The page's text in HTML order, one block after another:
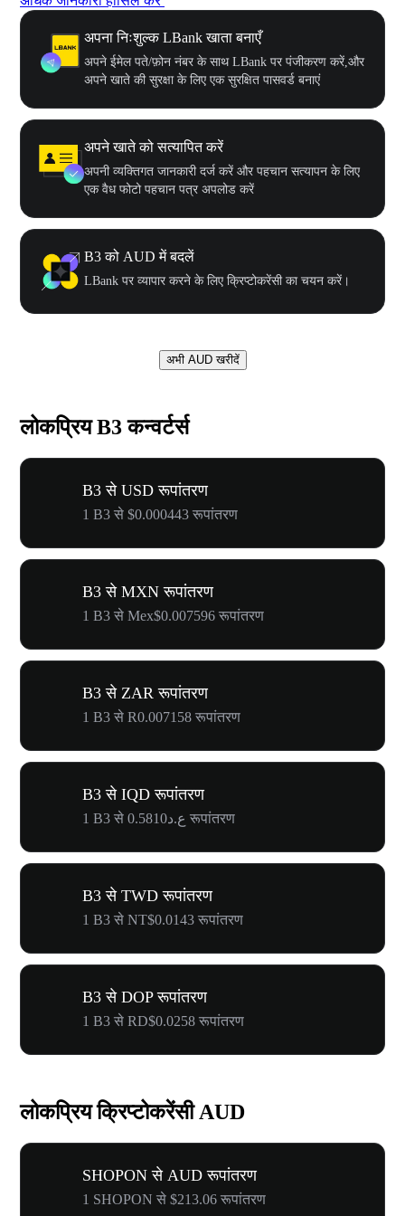
अपना निःशुल्क LBank खाता बनाएँ
अपने ईमेल पते/फ़ोन नंबर के साथ LBank पर पंजीकरण करें,और
अपने खाते की सुरक्षा के लिए एक सुरक्षित पासवर्ड बनाएं
अपने खाते को सत्यापित करें
अपनी व्यक्तिगत जानकारी दर्ज करें और पहचान सत्यापन के लिए
एक वैध फोटो पहचान पत्र अपलोड करें
B3 को AUD में बदलें
LBank पर व्यापार करने के लिए क्रिप्टोकरेंसी का चयन करें।
अभी AUD खरीदें
लोकप्रिय B3 कन्वर्टर्स
B3 से USD रूपांतरण
1 B3 से $0.000443 रूपांतरण
B3 से MXN रूपांतरण
1 B3 से Mex$0.007596 रूपांतरण
B3 से ZAR रूपांतरण
1 B3 से R0.007158 रूपांतरण
B3 से IQD रूपांतरण
1 B3 से ع.د0.5810 रूपांतरण
B3 से TWD रूपांतरण
1 B3 से NT$0.0143 रूपांतरण
B3 से DOP रूपांतरण
1 B3 से RD$0.0258 रूपांतरण
लोकप्रिय क्रिप्टोकरेंसी AUD
SHOPON से AUD रूपांतरण
1 SHOPON से $213.06 रूपांतरण